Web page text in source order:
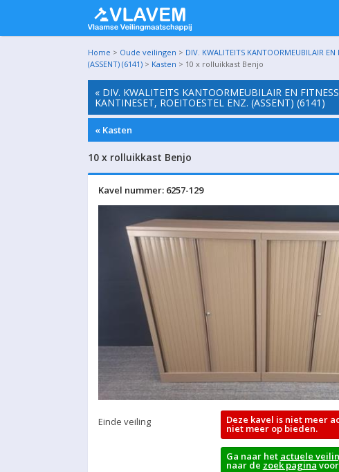
Home > Oude veilingen > DIV. KWALITEITS KANTOORMEUBILAIR EN
(ASSENT) (6141) > Kasten > 10 x rolluikkast Benjo
« DIV. KWALITEITS KANTOORMEUBILAIR EN
KANTINESET, ROEITOESTEL ENZ. (ASSENT) (6141)
« Kasten
10 x rolluikkast Benjo
Kavel nummer: 6257-129
Einde veiling Deze kavel is niet meer
niet meer op bieden.
Ga naar het actuele
naar de zoek paginavoor